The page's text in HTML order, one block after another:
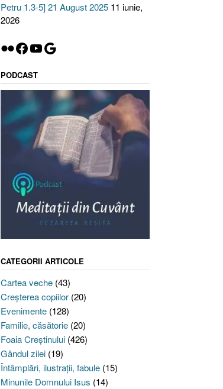
Petru 1.3-5] 21 August 2025 11 iunie,
2026
Flickr
Facebook
YouTube
Google
PODCAST
CATEGORII ARTICOLE
Cartea veche(43)
Creşterea copiilor(20)
Evenimente(128)
Familie, căsătorie(20)
Foaia Creştinului(426)
Gândul zilei(19)
Întâmplări, ilustraţii, fabule(15)
Minunile Domnului Isus (14)